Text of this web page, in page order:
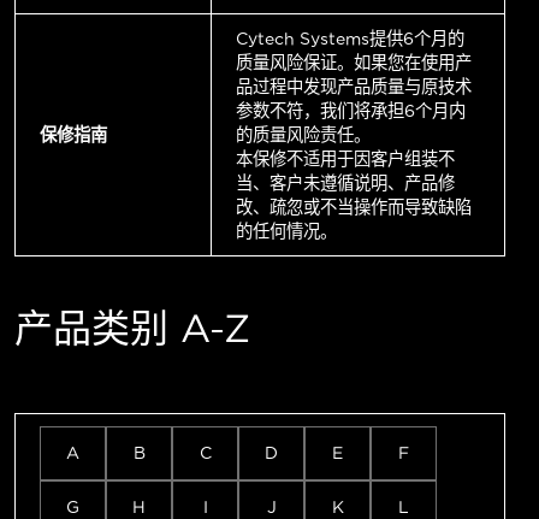
保修指南
Cytech Systems提供6个月的
质量风险保证。如果您在使用产
品过程中发现产品质量与原技术
参数不符，我们将承担6个月内
的质量风险责任。
本保修不适用于因客户组装不
当、客户未遵循说明、产品修
改、疏忽或不当操作而导致缺陷
的任何情况。
产品类别 A-Z
A B C D E F
G H I J K L